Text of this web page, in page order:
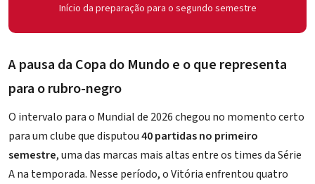
Início da preparação para o segundo semestre
A pausa da Copa do Mundo e o que representa
para o rubro-negro
O intervalo para o Mundial de 2026 chegou no momento certo
para um clube que disputou40 partidas no primeiro
semestre, uma das marcas mais altas entre os times da Série
A na temporada. Nesse período, oVitóriaenfrentou quatro